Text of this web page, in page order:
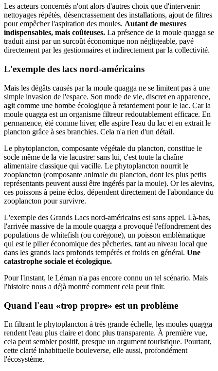
Les acteurs concernés n'ont alors d'autres choix que d'intervenir:
nettoyages répétés, désencrassement des installations, ajout de filtres
pour empêcher l'aspiration des moules. Autant de mesures
indispensables, mais coûteuses. La présence de la moule quagga se
traduit ainsi par un surcoût économique non négligeable, payé
directement par les gestionnaires et indirectement par la collectivité.
L'exemple des lacs nord-américains
Mais les dégâts causés par la moule quagga ne se limitent pas à une
simple invasion de l'espace. Son mode de vie, discret en apparence,
agit comme une bombe écologique à retardement pour le lac. Car la
moule quagga est un organisme filtreur redoutablement efficace. En
permanence, été comme hiver, elle aspire l'eau du lac et en extrait le
plancton grâce à ses branchies. Cela n'a rien d'un détail.
Le phytoplancton, composante végétale du plancton, constitue le
socle même de la vie lacustre: sans lui, c'est toute la chaîne
alimentaire classique qui vacille. Le phytoplancton nourrit le
zooplancton (composante animale du plancton, dont les plus petits
représentants peuvent aussi être ingérés par la moule). Or les alevins,
ces poissons à peine éclos, dépendent directement de l'abondance du
zooplancton pour survivre.
L'exemple des Grands Lacs nord-américains est sans appel. Là-bas,
l'arrivée massive de la moule quagga a provoqué l'effondrement des
populations de whitefish (ou corégone), un poisson emblématique
qui est le pilier économique des pêcheries, tant au niveau local que
dans les grands lacs profonds tempérés et froids en général. Une
catastrophe sociale et écologique.
Pour l'instant, le Léman n'a pas encore connu un tel scénario. Mais
l'histoire nous a déjà montré comment cela peut finir.
Quand l'eau «trop propre» est un problème
En filtrant le phytoplancton à très grande échelle, les moules quagga
rendent l'eau plus claire et donc plus transparente. À première vue,
cela peut sembler positif, presque un argument touristique. Pourtant,
cette clarté inhabituelle bouleverse, elle aussi, profondément
l'écosystème.